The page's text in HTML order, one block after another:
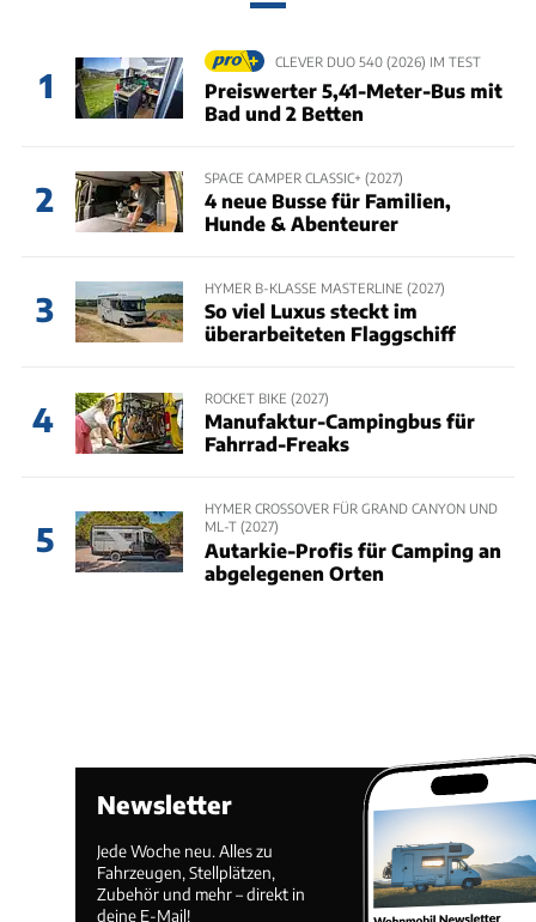
1
CLEVER DUO 540 (2026) IM TEST
Preiswerter 5,41-Meter-Bus mit
Bad und 2 Betten
2
SPACE CAMPER CLASSIC+ (2027)
4 neue Busse für Familien,
Hunde & Abenteurer
3
HYMER B-KLASSE MASTERLINE (2027)
So viel Luxus steckt im
überarbeiteten Flaggschiff
4
ROCKET BIKE (2027)
Manufaktur-Campingbus für
Fahrrad-Freaks
5
HYMER CROSSOVER FÜR GRAND CANYON UND
ML-T (2027)
Autarkie-Profis für Camping an
abgelegenen Orten
Newsletter
Jede Woche neu. Alles zu
Fahrzeugen, Stellplätzen,
Zubehör und mehr – direkt in
deine E-Mail!